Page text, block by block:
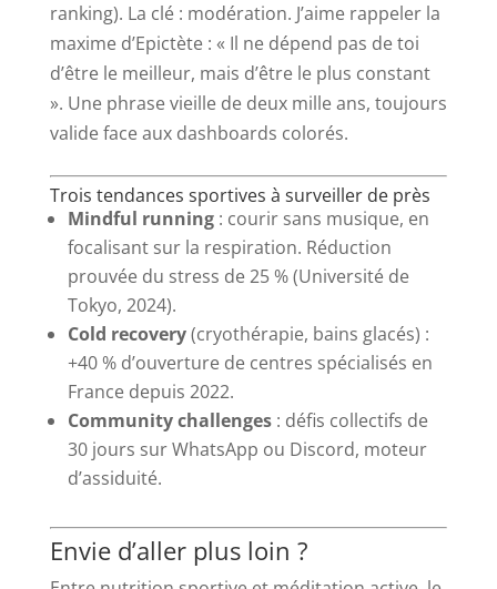
ranking). La clé : modération. J’aime rappeler la
maxime d’Epictète : « Il ne dépend pas de toi
d’être le meilleur, mais d’être le plus constant
». Une phrase vieille de deux mille ans, toujours
valide face aux dashboards colorés.
Trois tendances sportives à surveiller de près
Mindful running: courir sans musique, en
focalisant sur la respiration. Réduction
prouvée du stress de 25 % (Université de
Tokyo, 2024).
Cold recovery(cryothérapie, bains glacés) :
+40 % d’ouverture de centres spécialisés en
France depuis 2022.
Community challenges: défis collectifs de
30 jours sur WhatsApp ou Discord, moteur
d’assiduité.
Envie d’aller plus loin ?